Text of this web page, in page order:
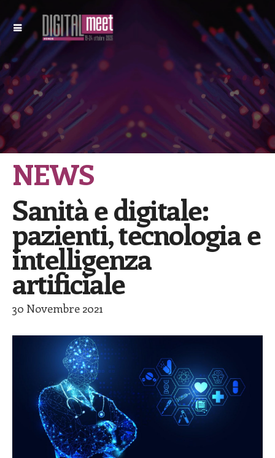
NEWS
Sanità e digitale:
pazienti, tecnologia e
intelligenza
artificiale
30 Novembre 2021